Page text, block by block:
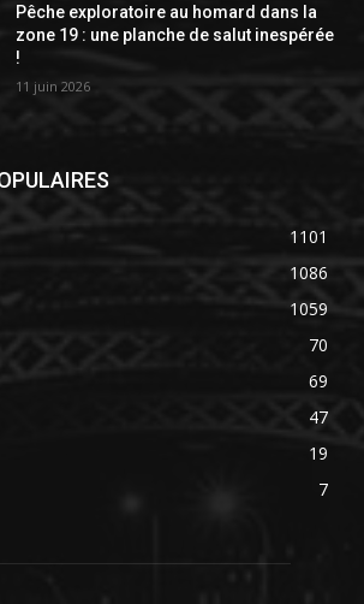
Pêche exploratoire au homard dans la
zone 19 : une planche de salut inespérée
!
11 juin 2026
1101
1086
1059
70
69
47
19
7